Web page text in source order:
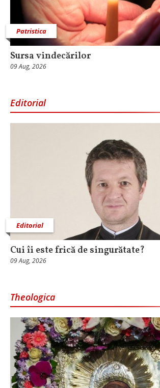
Patristica
Sursa vindecărilor
09 Aug, 2026
Editorial
Editorial
Cui îi este frică de singurătate?
09 Aug, 2026
Theologica